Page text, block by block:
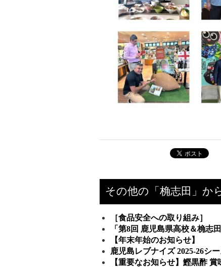
その他の「桷志田」か
［食品安全への取り組み］
「第8回 鹿児島県高校＆桷志
【年末年始のお知らせ】
鹿児島レブナイズ 2025-26シ
【重要なお知らせ】鰹黒酢